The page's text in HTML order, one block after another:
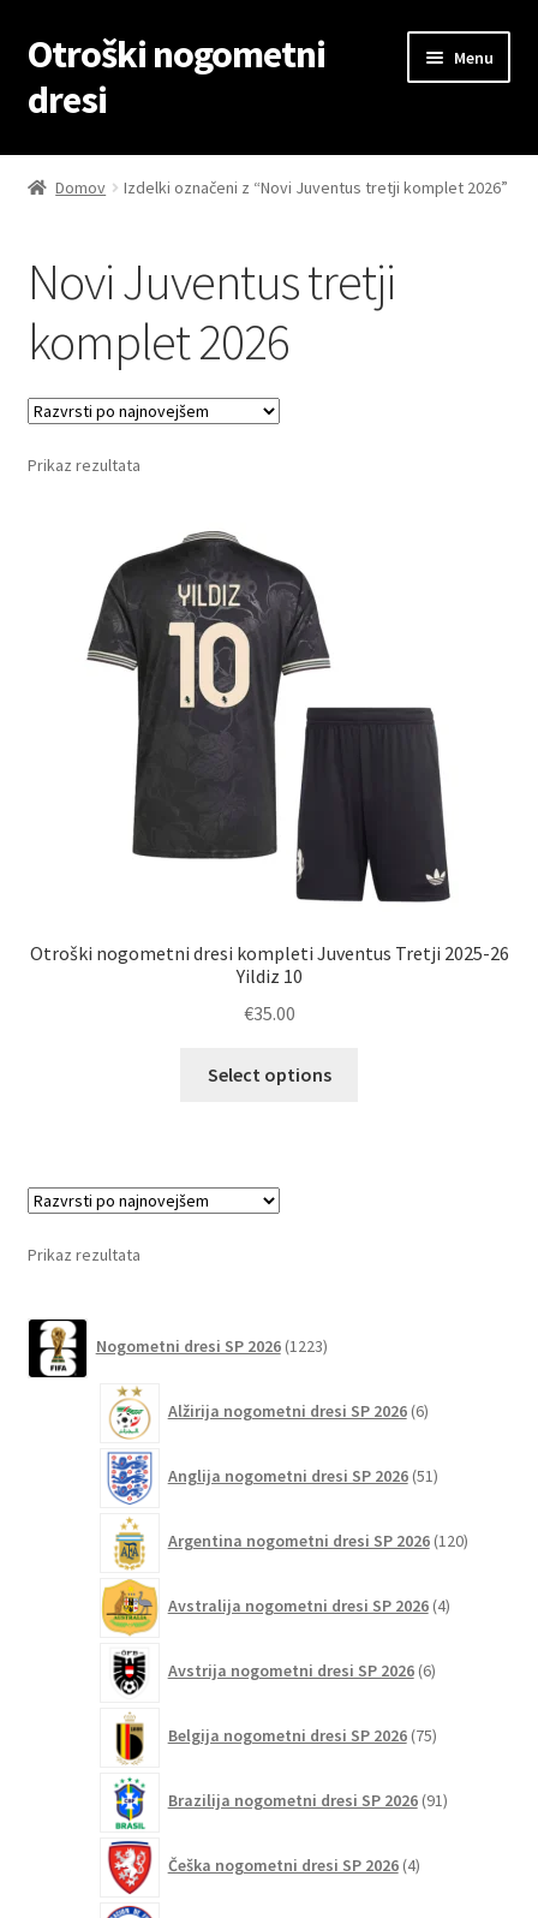
Skip
to
navigation
Skip
to
content
Otroški nogometni
dresi
Menu
Domov
Kontaktiraj nas
Košarica
Moj račun
Trgovina
Domov Izdelki označeni z “Novi Juventus tretji komplet 2026”
Novi Juventus tretji
komplet 2026
Prikaz rezultata
Otroški nogometni dresi kompleti Juventus Tretji 2025-26
Yildiz 10
€35.00
Select options
Prikaz rezultata
Nogometni dresi SP 2026 1223izdelkov
Alžirija nogometni dresi SP 2026 6izdelkov
Anglija nogometni dresi SP 2026 51izdelkov
Argentina nogometni dresi SP 2026 120izdelkov
Avstralija nogometni dresi SP 2026 4izdelki
Avstrija nogometni dresi SP 2026 6izdelkov
Belgija nogometni dresi SP 2026 75izdelkov
Brazilija nogometni dresi SP 2026 91izdelkov
Češka nogometni dresi SP 2026 4izdelki